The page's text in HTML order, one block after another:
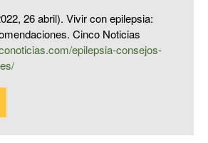
26 abril). Vivir con epilepsia:
Cinco Noticias
epilepsia-consejos-